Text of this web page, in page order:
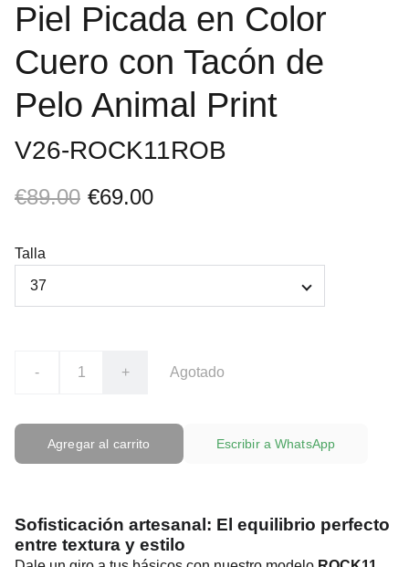
Piel Picada en Color
Cuero con Tacón de
Pelo Animal Print
V26-ROCK11ROB
€89.00 €69.00
Talla
- + Agotado
Agregar al carrito Escribir a WhatsApp
Sofisticación artesanal: El equilibrio perfecto
entre textura y estilo